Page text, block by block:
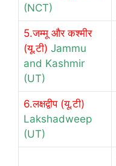
(NCT)
5.जम्मू और कश्मीर
(यू.टी) Jammu
and Kashmir
(UT)
6.लक्षद्वीप (यू.टी)
Lakshadweep
(UT)